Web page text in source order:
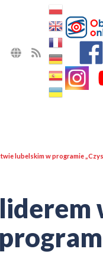
lubelskim w programie